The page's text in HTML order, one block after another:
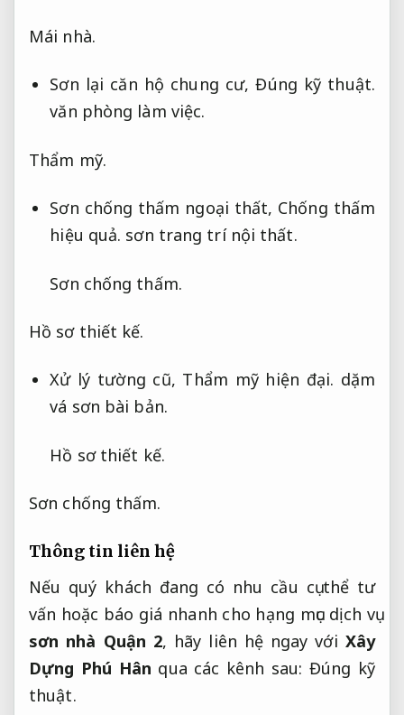
Mái nhà.
Sơn lại căn hộ chung cư,Đúng kỹ thuật.
văn phòng làm việc.
Thẩm mỹ.
Sơn chống thấm ngoại thất, Chống thấm
hiệu quả. sơn trang trí nội thất.
Sơn chống thấm.
Hồ sơ thiết kế.
Xử lý tường cũ, Thẩm mỹ hiện đại. dặm
vá sơn bài bản.
Hồ sơ thiết kế.
Sơn chống thấm.
Thông tin liên hệ
Nếu quý khách đang có nhu cầu cụ thể tư
vấn hoặc báo giá nhanh cho hạng mục dịch vụ
sơn nhà Quận 2, hãy liên hệ ngay với Xây
Dựng Phú Hân qua các kênh sau: Đúng kỹ
thuật.